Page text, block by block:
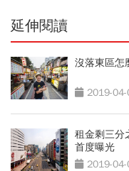
延伸閱讀
沒落東區怎
2019-
租金剩三分
首度曝光
2019-